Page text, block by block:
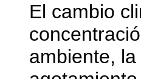
El cambio
ambiente,